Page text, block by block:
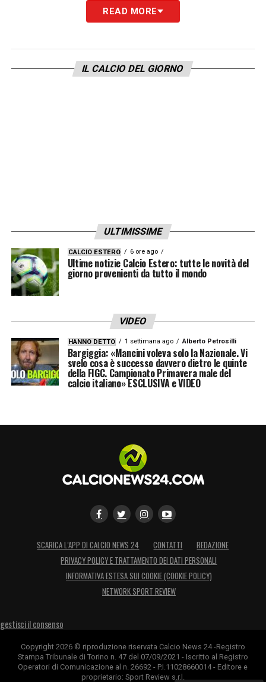
Italia, è già tempo di rialzarsi
La sconfitta con la Norvegia pesa, ma il
cammino è ancora lungo. Serve una reazione
READ MORE
IL CALCIO DEL GIORNO
ULTIMISSIME
CALCIO ESTERO 6 ore ago
Ultime notizie Calcio Estero: tutte le novità del
giorno provenienti da tutto il mondo
VIDEO
HANNO DETTO 1 settimana ago Alberto Petrosilli
Bargiggia: «Mancini voleva solo la Nazionale. Vi
svelo cosa è successo davvero dietro le quinte
della FIGC. Campionato Primavera male del
calcio italiano» ESCLUSIVA e VIDEO
SCARICA L’APP DI CALCIO NEWS 24 CONTATTI
REDAZIONE
PRIVACY POLICY E TRATTAMENTO DEI DATI PERSONALI
INFORMATIVA ESTESA SUI COOKIE (COOKIE POLICY)
NETWORK SPORT REVIEW
gestisci il consenso
Copyright 2026 © riproduzione riservata Calcio News 24 -Registro
Stampa Tribunale di Torino n. 47 del 07/09/2021 - Iscritto al Registro
Operatori di Comunicazione al n. 26692 - P.I.11028660014 - Editore e
proprietario: Sport Review s.r.l.